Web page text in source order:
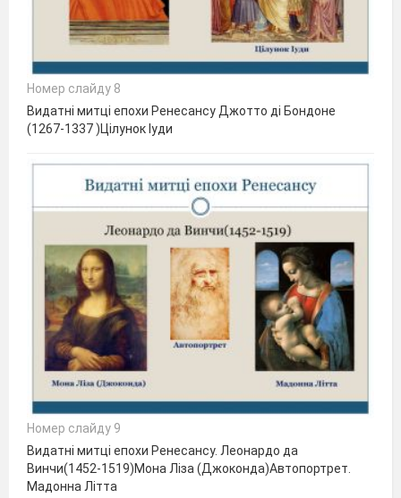
Номер слайду 8
Видатні митці епохи Ренесансу Джотто ді Бондоне
(1267-1337 )Цілунок Іуди
Номер слайду 9
Видатні митці епохи Ренесансу. Леонардо да
Винчи(1452-1519)Мона Ліза (Джоконда)Автопортрет.
Мадонна Літта